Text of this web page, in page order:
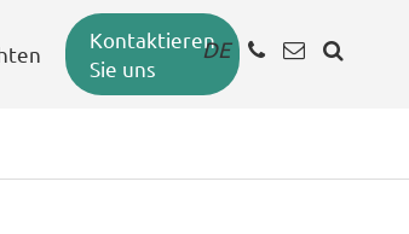
Kontaktieren
Sie uns
DE